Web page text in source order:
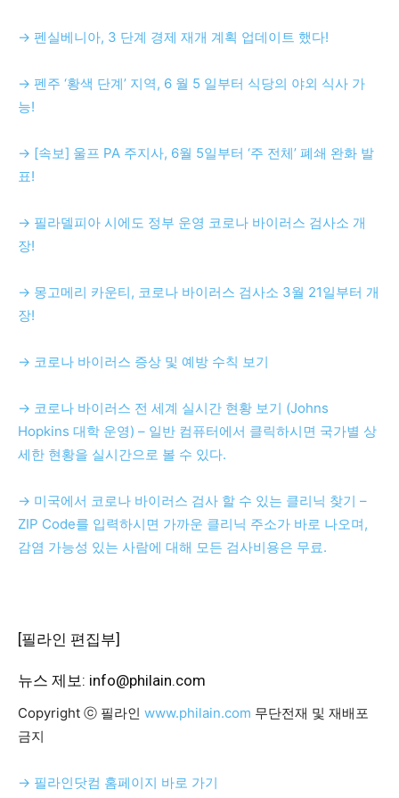
→ 펜실베니아, 3 단계 경제 재개 계획 업데이트 했다!
→ 펜주 ‘황색 단계’ 지역, 6 월 5 일부터 식당의 야외 식사 가
능!
→ [속보] 울프 PA 주지사, 6월 5일부터 ‘주 전체’ 폐쇄 완화 발
표!
→ 필라델피아 시에도 정부 운영 코로나 바이러스 검사소 개
장!
→ 몽고메리 카운티, 코로나 바이러스 검사소 3월 21일부터 개
장!
→ 코로나 바이러스 증상 및 예방 수칙 보기
→ 코로나 바이러스 전 세계 실시간 현황 보기 (Johns
Hopkins 대학 운영) – 일반 컴퓨터에서 클릭하시면 국가별 상
세한 현황을 실시간으로 볼 수 있다.
→ 미국에서 코로나 바이러스 검사 할 수 있는 클리닉 찾기 –
ZIP Code를 입력하시면 가까운 클리닉 주소가 바로 나오며,
감염 가능성 있는 사람에 대해 모든 검사비용은 무료.
[필라인 편집부]
뉴스 제보: info@philain.com
Copyright ⓒ 필라인 www.philain.com 무단전재 및 재배포
금지
→ 필라인닷컴 홈페이지 바로 가기